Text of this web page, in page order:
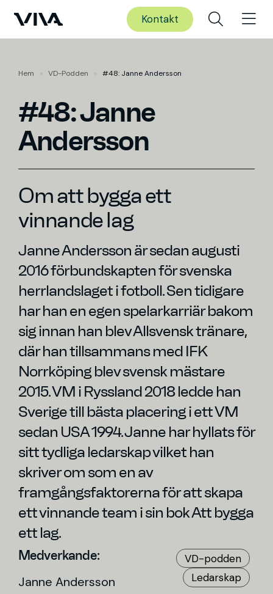
Kontakt
Hem » VD-Podden » #48: Janne Andersson
#48: Janne
Andersson
Om att bygga ett
vinnande lag
Janne Andersson är sedan augusti
2016 förbundskapten för svenska
herrlandslaget i fotboll. Sen tidigare
har han en egen spelarkarriär bakom
sig innan han blev Allsvensk tränare,
där han tillsammans med IFK
Norrköping blev svensk mästare
2015. VM i Ryssland 2018 ledde han
Sverige till bästa placering i ett VM
sedan USA 1994. Janne har hyllats för
sitt tydliga ledarskap vilket han
skriver om som en av
framgångsfaktorerna för att skapa
ett vinnande team i sin bok Att bygga
ett lag.
Medverkande:
Janne Andersson
VD-podden
Ledarskap